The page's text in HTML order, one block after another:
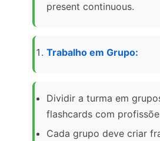
present continuous.
Trabalho em Grupo:
Dividir a turma em
flashcards com
Cada grupo deve criar